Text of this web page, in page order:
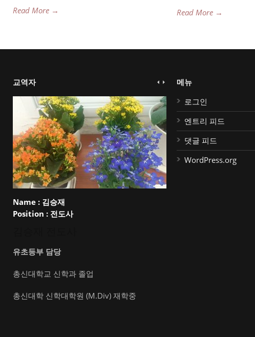
Read More →
Read More →
교역자
Name :김승재
Position :전도사
유초등부 담당
총신대학교 신학과 졸업
총신대학 신학대학원 (M.Div) 재학중
메뉴
로그인
엔트리 피드
댓글 피드
WordPress.org